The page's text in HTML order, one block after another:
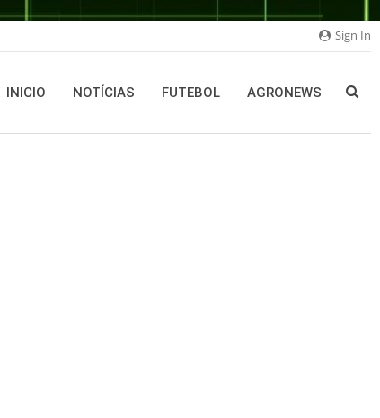
Sign In
INICIO NOTÍCIAS FUTEBOL AGRONEWS